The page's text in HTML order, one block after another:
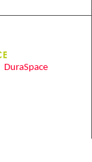
DuraSpace